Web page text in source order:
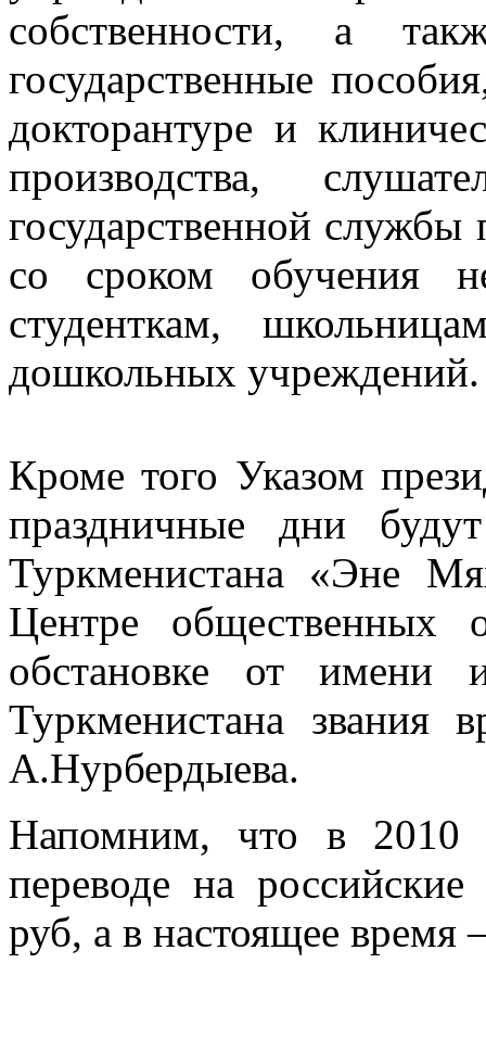
собственности, а
государственные
докторантуре и
производства,
государственной
со сроком обучения
студенткам,
дошкольных учреждений.
Кроме того Указом
праздничные дни
Туркменистана «Эне
Центре общественных
обстановке от имени
Туркменистана звания
А.Нурбердыева.
Напомним, что в 2010
переводе на
руб, а в настоящее время